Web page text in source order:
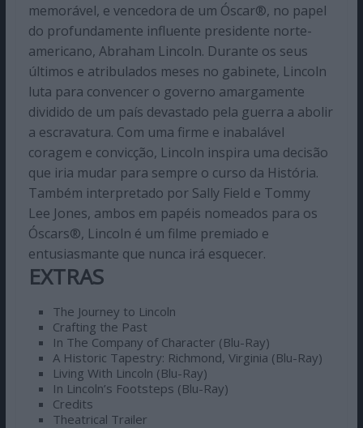
memorável, e vencedora de um Óscar®, no papel
do profundamente influente presidente norte-
americano, Abraham Lincoln. Durante os seus
últimos e atribulados meses no gabinete, Lincoln
luta para convencer o governo amargamente
dividido de um país devastado pela guerra a abolir
a escravatura. Com uma firme e inabalável
coragem e convicção, Lincoln inspira uma decisão
que iria mudar para sempre o curso da História.
Também interpretado por Sally Field e Tommy
Lee Jones, ambos em papéis nomeados para os
Óscars®, Lincoln é um filme premiado e
entusiasmante que nunca irá esquecer.
EXTRAS
The Journey to Lincoln
Crafting the Past
In The Company of Character (Blu-Ray)
A Historic Tapestry: Richmond, Virginia (Blu-Ray)
Living With Lincoln (Blu-Ray)
In Lincoln’s Footsteps (Blu-Ray)
Credits
Theatrical Trailer